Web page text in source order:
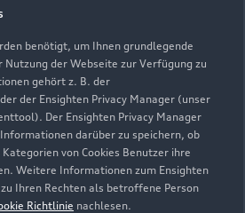
benötigt, um Ihnen grundlegende
Nutzung der Webseite zur Verfügung zu
gehört z. B. der
der Ensighten Privacy Manager (unser
Der Ensighten Privacy Manager
darüber zu speichern, ob
von Cookies Benutzer ihre
Weitere Informationen zum Ensighten
Ihren Rechten als betroffene Person
Richtlinie nachlesen.
Zurück nach oben